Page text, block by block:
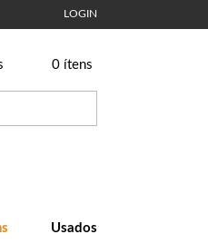
LOGIN
0 ítens
Usados